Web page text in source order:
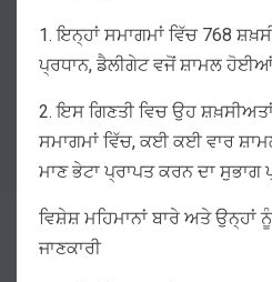
1. ਇਨ੍ਹਾਂ ਸਮਾਗਮਾਂ ਵਿੱਚ 768
ਪ੍ਰਧਾਨ, ਡੈਲੀਗੇਟ ਵਜੋਂ ਸ਼ਾਮਲ
2. ਇਸ ਗਿਣਤੀ ਵਿਚ ਉਹ
ਸਮਾਗਮਾਂ ਵਿੱਚ, ਕਈ ਕਈ ਵਾਰ
ਮਾਣ ਭੇਟਾ ਪ੍ਰਾਪਤ ਕਰਨ ਦਾ
ਵਿਸ਼ੇਸ਼ ਮਹਿਮਾਨਾਂ ਬਾਰੇ ਅਤੇ ਉਨ੍ਹਾਂ
ਜਾਣਕਾਰੀ